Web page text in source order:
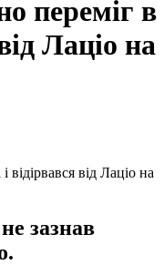
переміг в
Лаціо на
зазнав